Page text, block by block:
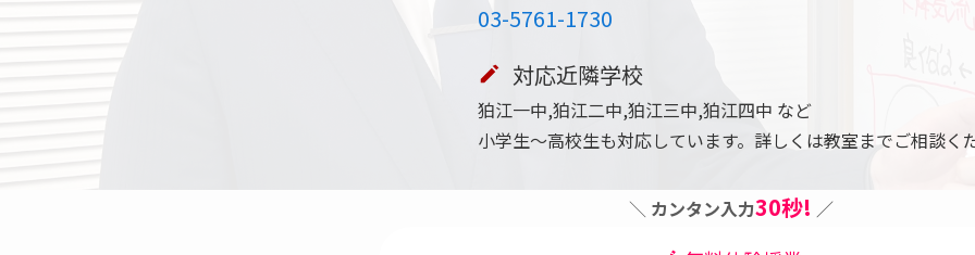
03-5761-1730
対応近隣学校
狛江一中,狛江二中,狛江三中,狛江四中 など
小学生～高校生も対応しています。詳しくは教室までご相談く
＼ カンタン入力30秒! ／